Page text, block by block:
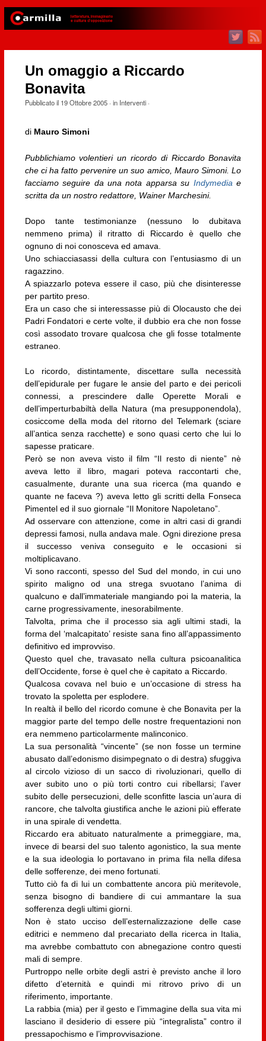
Un omaggio a Riccardo
Bonavita
Pubblicato il 19 Ottobre 2005· in Interventi·
di Mauro Simoni
Pubblichiamo volentieri un ricordo di Riccardo Bonavita
che ci ha fatto pervenire un suo amico, Mauro Simoni. Lo
facciamo seguire da una nota apparsa su Indymedia e
scritta da un nostro redattore, Wainer Marchesini.
Dopo tante testimonianze (nessuno lo dubitava
nemmeno prima) il ritratto di Riccardo è quello che
ognuno di noi conosceva ed amava.
Uno schiacciasassi della cultura con l’entusiasmo di un
ragazzino.
A spiazzarlo poteva essere il caso, più che disinteresse
per partito preso.
Era un caso che si interessasse più di Olocausto che dei
Padri Fondatori e certe volte, il dubbio era che non fosse
così assodato trovare qualcosa che gli fosse totalmente
estraneo.
Lo ricordo, distintamente, discettare sulla necessità
dell’epidurale per fugare le ansie del parto e dei pericoli
connessi, a prescindere dalle Operette Morali e
dell’imperturbabiltà della Natura (ma presupponendola),
cosiccome della moda del ritorno del Telemark (sciare
all’antica senza racchette) e sono quasi certo che lui lo
sapesse praticare.
Però se non aveva visto il film “Il resto di niente” nè
aveva letto il libro, magari poteva raccontarti che,
casualmente, durante una sua ricerca (ma quando e
quante ne faceva ?) aveva letto gli scritti della Fonseca
Pimentel ed il suo giornale “Il Monitore Napoletano”.
Ad osservare con attenzione, come in altri casi di grandi
depressi famosi, nulla andava male. Ogni direzione presa
il successo veniva conseguito e le occasioni si
moltiplicavano.
Vi sono racconti, spesso del Sud del mondo, in cui uno
spirito maligno od una strega svuotano l’anima di
qualcuno e dall’immateriale mangiando poi la materia, la
carne progressivamente, inesorabilmente.
Talvolta, prima che il processo sia agli ultimi stadi, la
forma del ‘malcapitato’ resiste sana fino all’appassimento
definitivo ed improvviso.
Questo quel che, travasato nella cultura psicoanalitica
dell’Occidente, forse è quel che è capitato a Riccardo.
Qualcosa covava nel buio e un’occasione di stress ha
trovato la spoletta per esplodere.
In realtà il bello del ricordo comune è che Bonavita per la
maggior parte del tempo delle nostre frequentazioni non
era nemmeno particolarmente malinconico.
La sua personalità “vincente” (se non fosse un termine
abusato dall’edonismo disimpegnato o di destra) sfuggiva
al circolo vizioso di un sacco di rivoluzionari, quello di
aver subito uno o più torti contro cui ribellarsi; l’aver
subito delle persecuzioni, delle sconfitte lascia un’aura di
rancore, che talvolta giustifica anche le azioni più efferate
in una spirale di vendetta.
Riccardo era abituato naturalmente a primeggiare, ma,
invece di bearsi del suo talento agonistico, la sua mente
e la sua ideologia lo portavano in prima fila nella difesa
delle sofferenze, dei meno fortunati.
Tutto ciò fa di lui un combattente ancora più meritevole,
senza bisogno di bandiere di cui ammantare la sua
sofferenza degli ultimi giorni.
Non è stato ucciso dell’esternalizzazione delle case
editrici e nemmeno dal precariato della ricerca in Italia,
ma avrebbe combattuto con abnegazione contro questi
mali di sempre.
Purtroppo nelle orbite degli astri è previsto anche il loro
difetto d’eternità e quindi mi ritrovo privo di un
riferimento, importante.
La rabbia (mia) per il gesto e l’immagine della sua vita mi
lasciano il desiderio di essere più “integralista” contro il
pressapochismo e l’improvvisazione.